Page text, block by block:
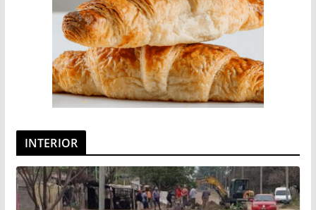
INTERIOR